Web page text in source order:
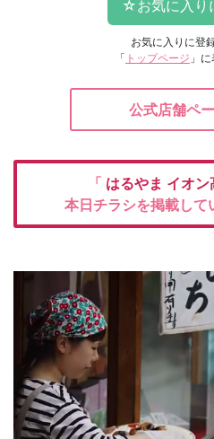
お気に入りに登
「 トップページ 」
公式店舗ペ
「 はるやま イオン
本日チラシを掲載して